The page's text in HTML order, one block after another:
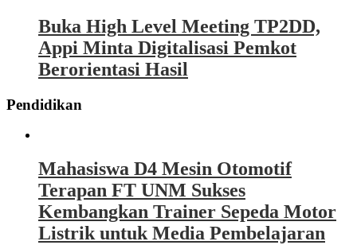
Buka High Level Meeting TP2DD,
Appi Minta Digitalisasi Pemkot
Berorientasi Hasil
Pendidikan
Mahasiswa D4 Mesin Otomotif
Terapan FT UNM Sukses
Kembangkan Trainer Sepeda Motor
Listrik untuk Media Pembelajaran